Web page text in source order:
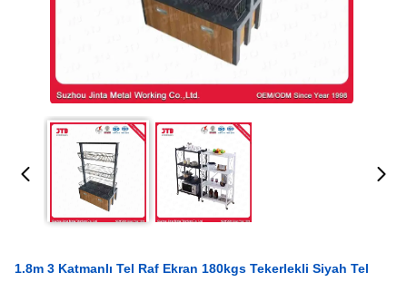
1.8m 3 Katmanlı Tel Raf Ekran 180kgs Tekerlekli Siyah Tel